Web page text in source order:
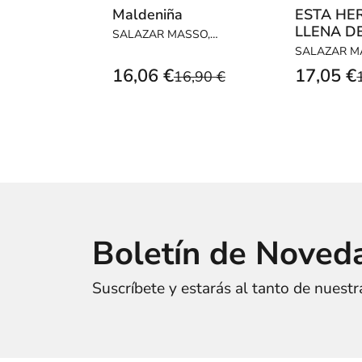
Maldeniña
SALAZAR MASSO,
16,90 €
16,06 €
ESTA
LLENA
SALAZAR
LORENA
17,05 €
Boletín de
Suscríbete y estarás al tanto de